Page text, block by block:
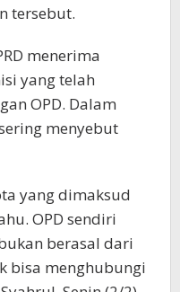
tersebut.
menerima
yang telah
OPD. Dalam
menyebut
yang dimaksud
OPD sendiri
berasal dari
bisa menghubungi